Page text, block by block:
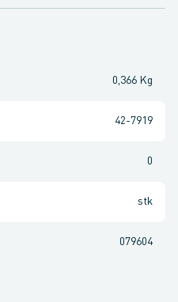
0,366 Kg
42-7919
0
stk
079604